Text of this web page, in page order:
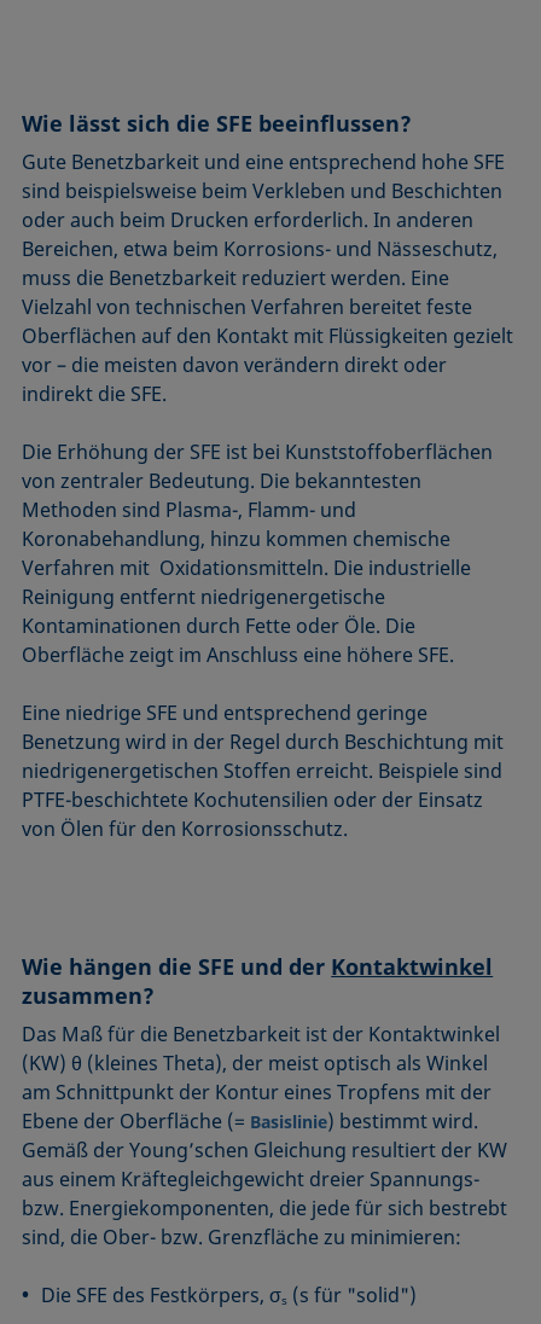
Wie lässt sich die SFE beeinflussen?
Gute Benetzbarkeit und eine entsprechend hohe SFE
sind beispielsweise beim Verkleben und Beschichten
oder auch beim Drucken erforderlich. In anderen
Bereichen, etwa beim Korrosions- und Nässeschutz,
muss die Benetzbarkeit reduziert werden. Eine
Vielzahl von technischen Verfahren bereitet feste
Oberflächen auf den Kontakt mit Flüssigkeiten gezielt
vor – die meisten davon verändern direkt oder
indirekt die SFE.
Die Erhöhung der SFE ist bei Kunststoffoberflächen
von zentraler Bedeutung. Die bekanntesten
Methoden sind Plasma-, Flamm- und
Koronabehandlung, hinzu kommen chemische
Verfahren mit Oxidationsmitteln. Die industrielle
Reinigung entfernt niedrigenergetische
Kontaminationen durch Fette oder Öle. Die
Oberfläche zeigt im Anschluss eine höhere SFE.
Eine niedrige SFE und entsprechend geringe
Benetzung wird in der Regel durch Beschichtung mit
niedrigenergetischen Stoffen erreicht. Beispiele sind
PTFE-beschichtete Kochutensilien oder der Einsatz
von Ölen für den Korrosionsschutz.
Wie hängen die SFE und der Kontaktwinkel
zusammen?
Das Maß für die Benetzbarkeit ist der Kontaktwinkel
(KW) θ (kleines Theta), der meist optisch als Winkel
am Schnittpunkt der Kontur eines Tropfens mit der
Ebene der Oberfläche (= Basislinie) bestimmt wird.
Gemäß der Young’schen Gleichung resultiert der KW
aus einem Kräftegleichgewicht dreier Spannungs-
bzw. Energiekomponenten, die jede für sich bestrebt
sind, die Ober- bzw. Grenzfläche zu minimieren:
Die SFE des Festkörpers, σs (s für "solid")